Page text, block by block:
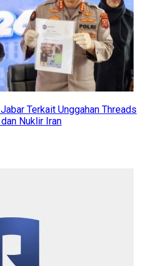
Terkait Unggahan Threads
Nuklir Iran